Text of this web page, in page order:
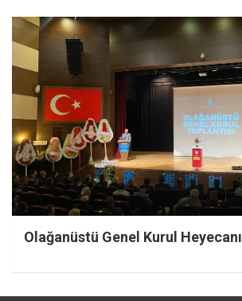
Olağanüstü Genel Kurul Heyecanı